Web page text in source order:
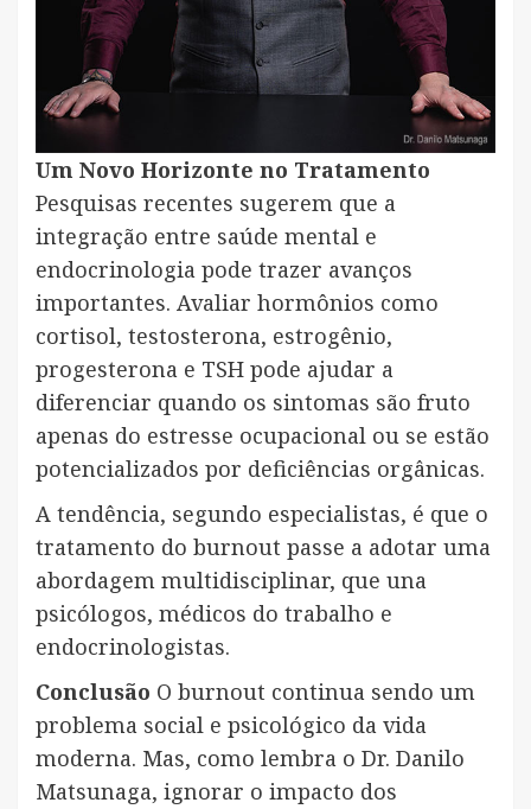
Um Novo Horizonte no Tratamento
Pesquisas recentes sugerem que a
integração entre saúde mental e
endocrinologia pode trazer avanços
importantes. Avaliar hormônios como
cortisol, testosterona, estrogênio,
progesterona e TSH pode ajudar a
diferenciar quando os sintomas são fruto
apenas do estresse ocupacional ou se estão
potencializados por deficiências orgânicas.
A tendência, segundo especialistas, é que o
tratamento do burnout passe a adotar uma
abordagem multidisciplinar, que una
psicólogos, médicos do trabalho e
endocrinologistas.
Conclusão O burnout continua sendo um
problema social e psicológico da vida
moderna. Mas, como lembra o Dr. Danilo
Matsunaga, ignorar o impacto dos